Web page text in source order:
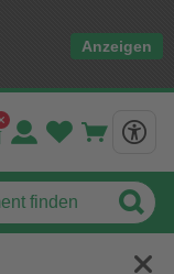
Anzeigen